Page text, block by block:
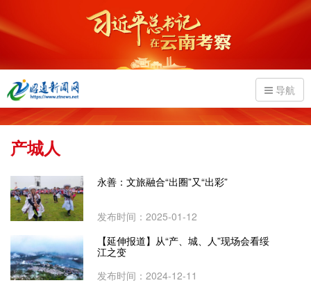
导航
产城人
永善：文旅融合“出圈”又“出彩”
发布时间：2025-01-12
【延伸报道】从“产、城、人”现场会看绥
江之变
发布时间：2024-12-11